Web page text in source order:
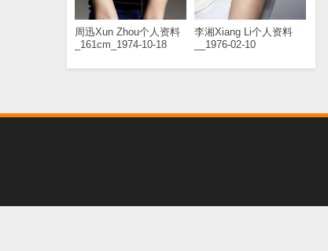
周迅Xun Zhou个人资料
_161cm_1974-10-18
李湘Xiang Li个人资料
__1976-02-10